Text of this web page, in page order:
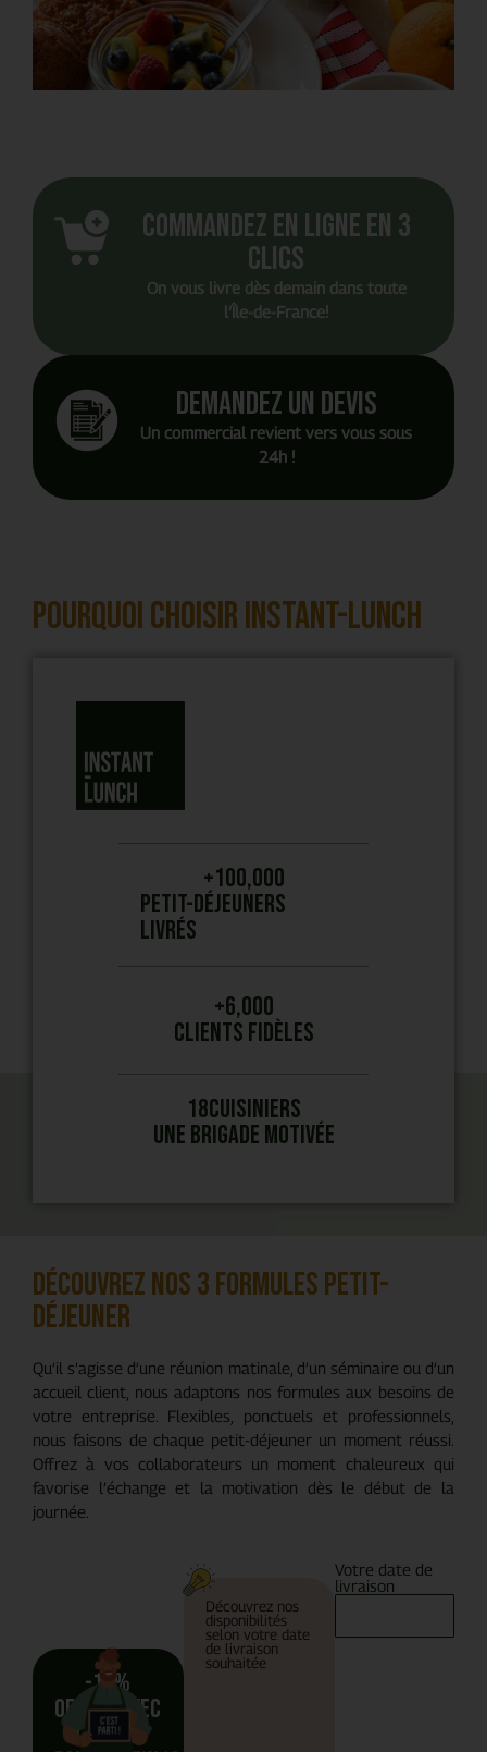
Commandez en ligne en 3
clics
On vous livre dès demain dans toute
l’Île-de-France!
Demandez un devis
Un commercial revient vers vous sous
24h !
Pourquoi choisir Instant-Lunch
Petit-Déjeuners
livrés
+100,000
clients fidèles
+6,000
une brigade motivée
18cuisiniers
Découvrez nos 3 formules petit-
déjeuner
Qu’il s’agisse d’une réunion matinale, d’un séminaire ou d’un
accueil client, nous adaptons nos formules aux besoins de
votre entreprise. Flexibles, ponctuels et professionnels,
nous faisons de chaque petit-déjeuner un moment réussi.
Offrez à vos collaborateurs un moment chaleureux qui
favorise l’échange et la motivation dès le début de la
journée.
-10%
Offert avec
le code
Votre date de
livraison
Découvrez nos
disponibilités
selon votre date
de livraison
souhaitée